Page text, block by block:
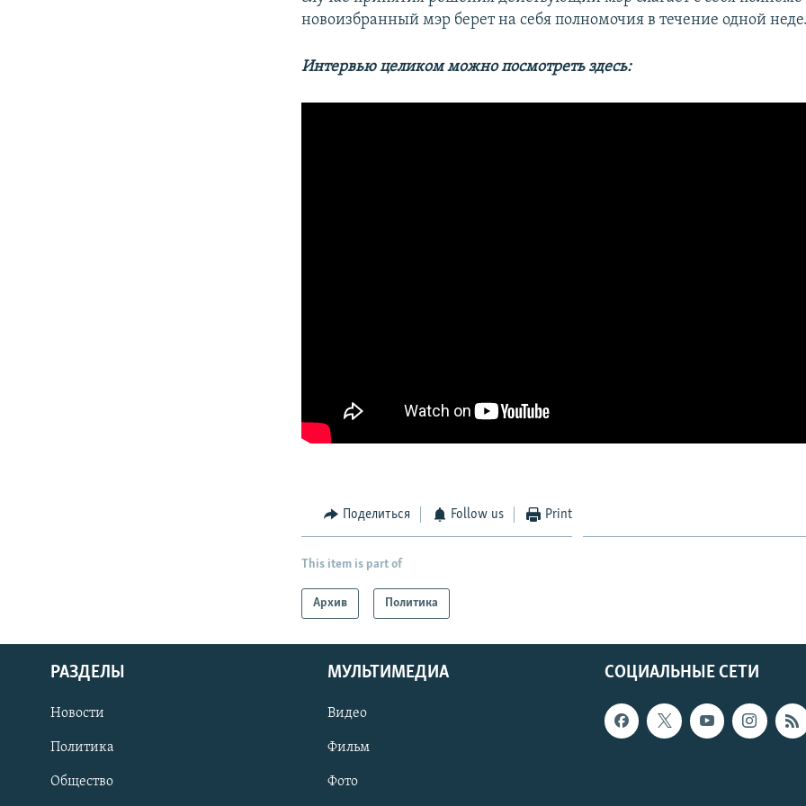
новоизбранный мэр берет на себя полномочия в течение одной
Интервью целиком можно посмотреть здесь:
Поделиться Follow us Print
This item is part of
Архив Политика
СОЦИАЛЬНЫЕ СЕТИ
РАЗДЕЛЫ
Новости
Политика
Общество
МУЛЬТИМЕДИА
Видео
Фильм
Фото